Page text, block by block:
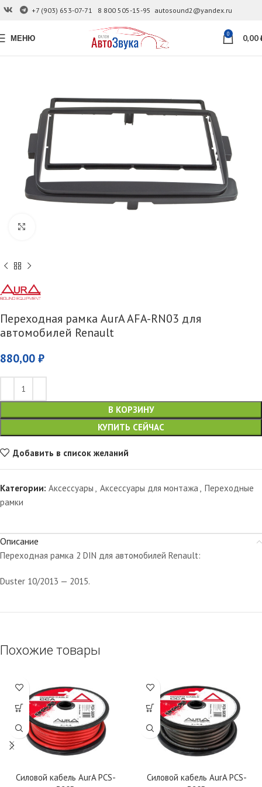
+7 (903) 653-07-71 8 800 505-15-95 autosound2@yandex.ru
МЕНЮ 0 0,00
Переходная рамка AurA AFA-RN03 для
автомобилей Renault
880,00 ₽
В КОРЗИНУ
КУПИТЬ СЕЙЧАС
Добавить в список желаний
Категории: Аксессуары , Аксессуары для монтажа , Переходные
рамки
Описание
Переходная рамка 2 DIN для автомобилей Renault:
Duster 10/2013 — 2015.
Похожие товары
Силовой кабель AurA PCS-
Силовой кабель AurA PCS-